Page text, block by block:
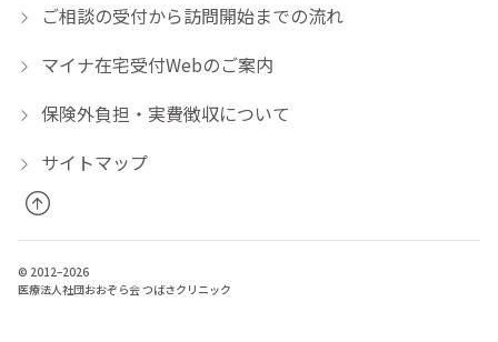
ご相談の受付から訪問開始までの流れ
マイナ在宅受付Webのご案内
保険外負担・実費徴収について
サイトマップ
© 2012–2026
医療法人社団おおぞら会 つばさクリニック